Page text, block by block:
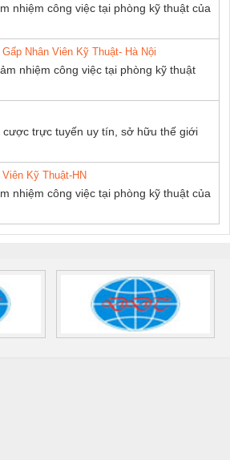
nhiệm công việc tại phòng kỹ thuật của
Nhân Viên Kỹ Thuật- Hà Nội
nhiệm công việc tại phòng kỹ thuật
cược trực tuyến uy tín, sở hữu thế giới
Kỹ Thuật-HN
nhiệm công việc tại phòng kỹ thuật của